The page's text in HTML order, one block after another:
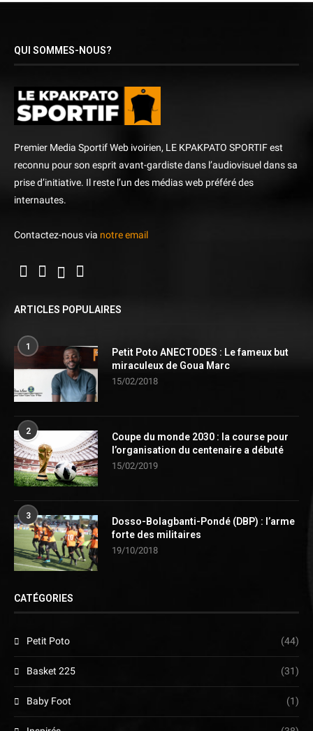
QUI SOMMES-NOUS?
Premier Media Sportif Web ivoirien, LE KPAKPATO SPORTIF est
reconnu pour son esprit avant-gardiste dans l’audiovisuel dans sa
prise d’initiative. Il reste l’un des médias web préféré des
internautes.
Contactez-nous via notre email
ARTICLES POPULAIRES
1
Petit Poto ANECTODES : Le fameux but
miraculeux de Goua Marc
15/02/2018
2
Coupe du monde 2030 : la course pour
l’organisation du centenaire a débuté
15/02/2019
3
Dosso-Bolagbanti-Pondé (DBP) : l’arme
forte des militaires
19/10/2018
CATÉGORIES
Petit Poto (44)
Basket 225 (31)
Baby Foot (1)